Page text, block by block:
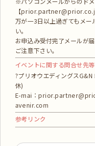
【
万が一3日以上過ぎてもメ
い。
お申込み受付完了メールが
ご注意下さい。
イベントに関する問合せ先等
?プリオウエディングス
休)
E-mai：
avenir.com
参考リンク